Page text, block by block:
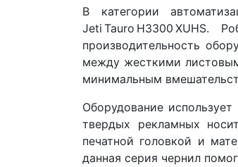
В категории
Jeti Tauro H3300 XUHS.
производительность
между жесткими
минимальным
Оборудование
твердых рекламных
печатной головкой и
данная серия чернил